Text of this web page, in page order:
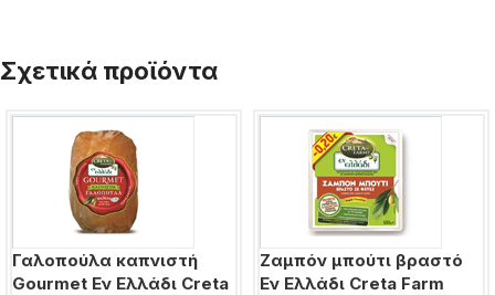
Σχετικά προϊόντα
Γαλοπούλα καπνιστή
Gourmet Εν Ελλάδι Creta
Ζαμπόν μπούτι βραστό
Εν Ελλάδι Creta Farm